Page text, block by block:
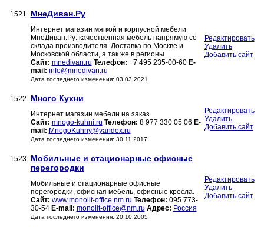
1521. МнеДиван.Ру
Интернет магазин мягкой и корпусной мебели
МнеДиван.Ру: качественная мебель напрямую со
склада производителя. Доставка по Москве и
Московской области, а так же в регионы.
Сайт: mnedivan.ru Телефон: +7 495 235-00-60 E-
mail: info@mnedivan.ru
Дата последнего изменения: 03.03.2021
Редактировать
Удалить
Добавить сайт
1522. Много Кухни
Интернет магазин мебели на заказ
Сайт: mnogo-kuhni.ru Телефон: 8 977 330 05 06 E-
mail: MnogoKuhny@yandex.ru
Дата последнего изменения: 30.11.2017
Редактировать
Удалить
Добавить сайт
1523. Мобильные и стационарные офисные
перегородки
Мобильные и стационарные офисные
перегородки, офисная мебель, офисные кресла.
Сайт: www.monolit-office.nm.ru Телефон: 095 773-
30-54 E-mail: monolit-office@nm.ru Адрес: Россия
Дата последнего изменения: 20.10.2005
Редактировать
Удалить
Добавить сайт